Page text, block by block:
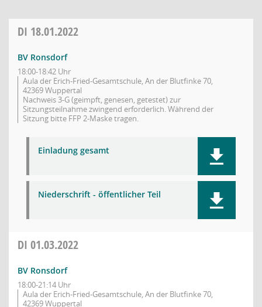
DI 18.01.2022
BV Ronsdorf
18:00-18:42 Uhr
Aula der Erich-Fried-Gesamtschule, An der Blutfinke 70,
42369 Wuppertal
Nachweis 3-G (geimpft, genesen, getestet) zur
Sitzungsteilnahme zwingend erforderlich. Während der
Sitzung bitte FFP 2-Maske tragen.
Einladung gesamt
Niederschrift - öffentlicher Teil
DI 01.03.2022
BV Ronsdorf
18:00-21:14 Uhr
Aula der Erich-Fried-Gesamtschule, An der Blutfinke 70,
42369 Wuppertal